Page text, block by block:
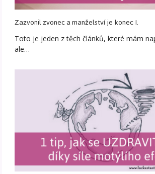
Zazvonil zvonec a manželství je konec I.
Toto je jeden z těch článků, které mám
ale…